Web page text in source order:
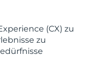
(CX) zu
zu